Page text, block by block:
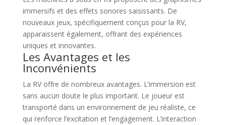
immersifs et des effets sonores saisissants. De
nouveaux jeux, spécifiquement conçus pour la RV,
apparaissent également, offrant des expériences
uniques et innovantes.
Les Avantages et les
Inconvénients
La RV offre de nombreux avantages. L’immersion est
sans aucun doute le plus important. Le joueur est
transporté dans un environnement de jeu réaliste, ce
qui renforce l’excitation et l’engagement. L’interaction